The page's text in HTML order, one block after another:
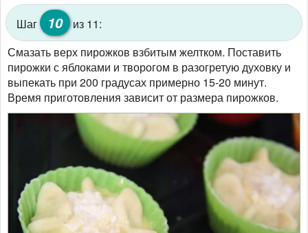
Шаг 10 из 11:
Смазать верх пирожков взбитым желтком. Поставить
пирожки с яблоками и творогом в разогретую духовку и
выпекать при 200 градусах примерно 15-20 минут.
Время приготовления зависит от размера пирожков.